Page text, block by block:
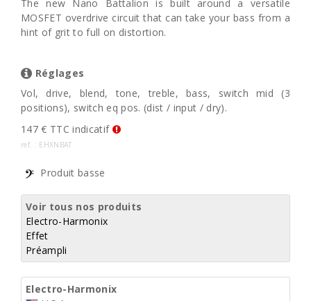
The new Nano Battalion is built around a versatile
MOSFET overdrive circuit that can take your bass from a
hint of grit to full on distortion.
Réglages
Vol, drive, blend, tone, treble, bass, switch mid (3
positions), switch eq pos. (dist / input / dry).
147 € TTC indicatif
ref. : EHXNBAT
Produit basse
Voir tous nos produits
Electro-Harmonix
Effet
Préampli
Electro-Harmonix